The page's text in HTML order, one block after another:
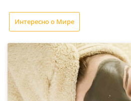
Интересно о Мире